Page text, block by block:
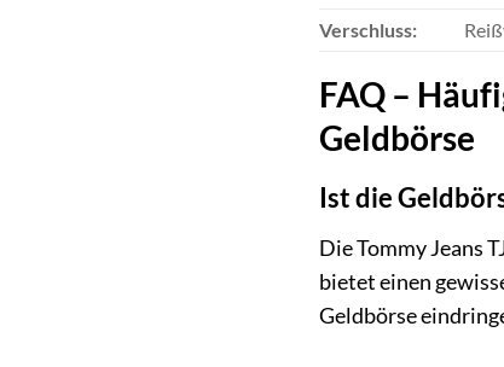
Verschluss:
FAQ –
Geldbörse
Ist die
Die Tommy Jeans
bietet einen
Geldbörse